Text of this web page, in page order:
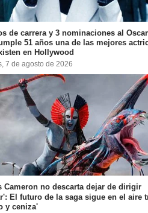
de carrera y 3 nominaciones al
51 años una de las mejores
en Hollywood
7 de agosto de 2026
Cameron no descarta dejar de dirigir
El futuro de la saga sigue en el aire
y ceniza'